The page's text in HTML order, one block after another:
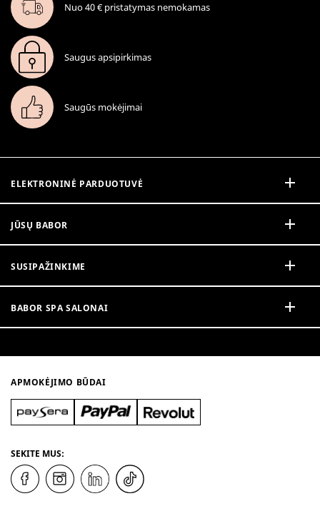
Nuo 40 € pristatymas nemokamas
Saugus apsipirkimas
Saugūs mokėjimai
ELEKTRONINĖ PARDUOTUVĖ
JŪSŲ BABOR
SUSIPAŽINKIME
BABOR SPA SALONAI
APMOKĖJIMO BŪDAI
SEKITE MUS: